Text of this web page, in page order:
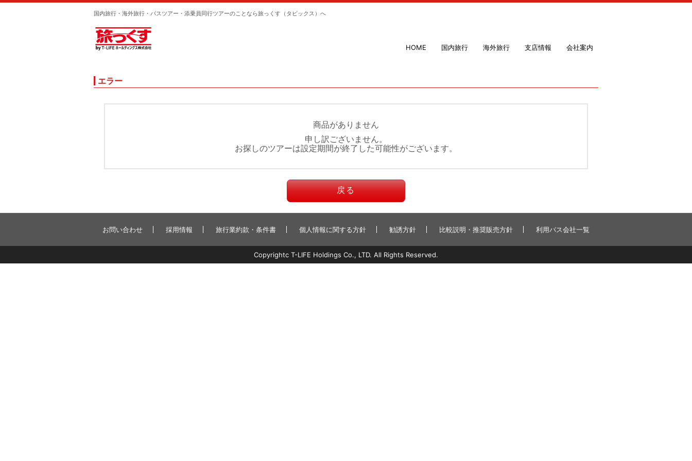
国内旅行・海外旅行・バスツアー・添乗員同行ツアーのことなら旅っくす（タビックス）へ
HOME 国内旅行 海外旅行 支店情報 会社案内
エラー
商品がありません
申し訳ございません。
お探しのツアーは設定期間が終了した可能性がございます。
戻る
お問い合わせ 採用情報 旅行業約款・条件書 個人情報に関する方針 勧誘方針 比較説明・推奨販売方針 利用バス会社一覧
Copyrightc T-LIFE Holdings Co., LTD. All Rights Reserved.